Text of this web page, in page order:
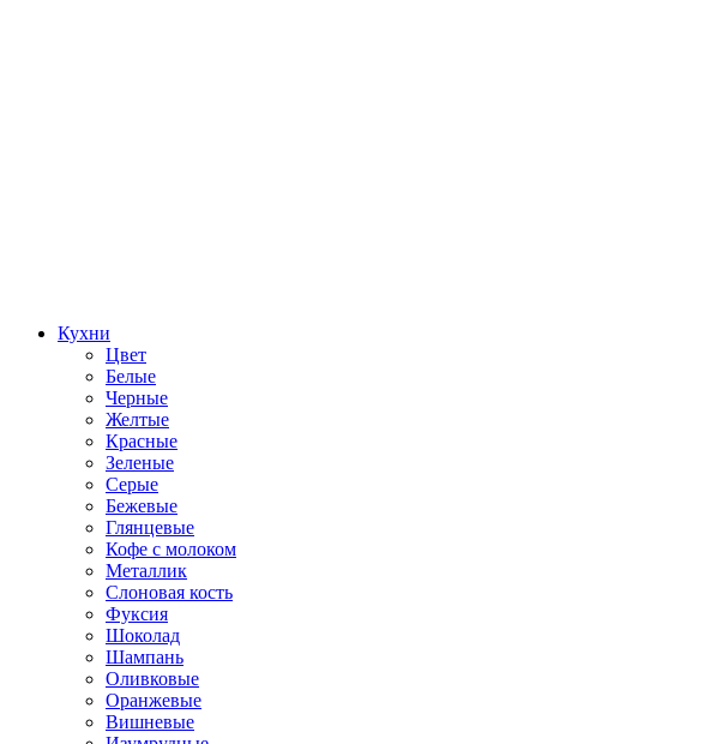
Кухни
Цвет
Белые
Черные
Желтые
Красные
Зеленые
Серые
Бежевые
Глянцевые
Кофе с молоком
Металлик
Слоновая кость
Фуксия
Шоколад
Шампань
Оливковые
Оранжевые
Вишневые